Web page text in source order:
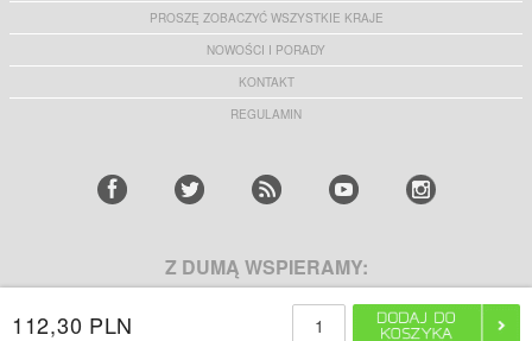
112,30 PLN
PROSZĘ ZOBACZYĆ WSZYSTKIE KRAJE
NOWOŚCI I PORADY
KONTAKT
REGULAMIN
Z DUMĄ WSPIERAMY:
ZDOBĄDŹ 10% ZNIŻKI